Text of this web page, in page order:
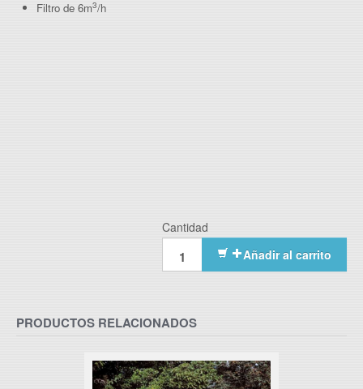
Filtro de 6m3/h
Cantidad
Añadir al carrito
PRODUCTOS RELACIONADOS